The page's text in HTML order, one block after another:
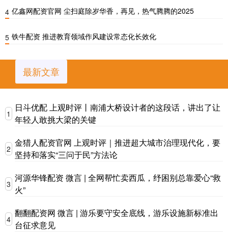
4 亿鑫网配资官网 尘扫庭除岁华香，再见，热气腾腾的2025
5 铁牛配资 推进教育领域作风建设常态化长效化
最新文章
1
日斗优配 上观时评丨南浦大桥设计者的这段话，讲出了让
年轻人敢挑大梁的关键
2
金猎人配资官网 上观时评｜推进超大城市治理现代化，要
坚持和落实“三问于民”方法论
3
河源华锋配资 微言 | 全网帮忙卖西瓜，纾困别总靠爱心“救
火”
4
翻翻配资网 微言 | 游乐要守安全底线，游乐设施新标准出
台征求意见